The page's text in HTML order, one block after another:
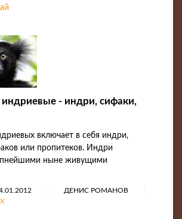
- индри, сифаки,
включает в себя индри,
или пропитеков. Индри
ныне живущими
ДЕНИС РОМАНОВ